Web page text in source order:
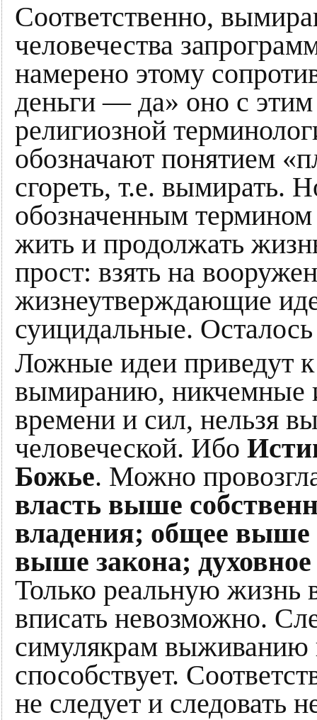
Соответственно,
человечества
намерено этому
деньги — да» оно с
религиозной
обозначают понятием
сгореть, т.е. вымирать.
обозначенным
жить и продолжать
прост: взять на
жизнеутверждающие
суицидальные.
Ложные идеи приведут
вымиранию, никчемные
времени и сил, нельзя
человеческой. Ибо
Божье. Можно
власть выше
владения; общее выше
выше закона;
Только реальную жизнь
вписать невозможно.
симулякрам выживанию
способствует.
не следует и следовать